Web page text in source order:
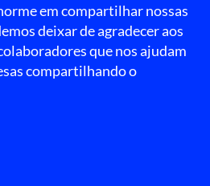
em compartilhar nossas
deixar de agradecer aos
que nos ajudam
compartilhando o